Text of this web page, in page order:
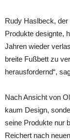
Rudy Haslbeck,
Produkte designte,
Jahren wieder
breite Fußbett zu
herausfordernd“,
Nach Ansicht von
kaum Design,
seine Produkte nur
Reichert nach